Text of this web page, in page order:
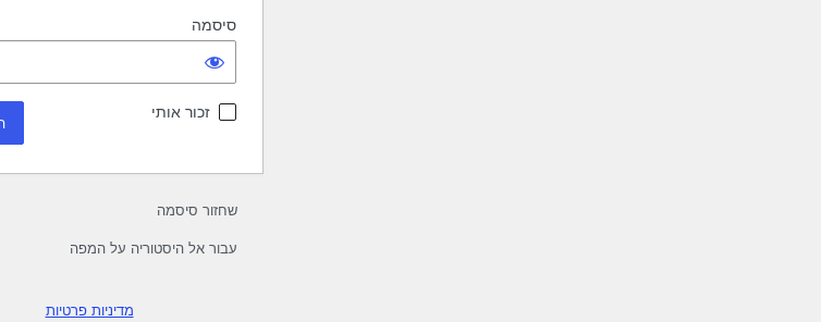
סיסמה
זכור אותי
שחזור סיסמה
עבור אל היסטוריה על המפה
מדיניות פרטיות